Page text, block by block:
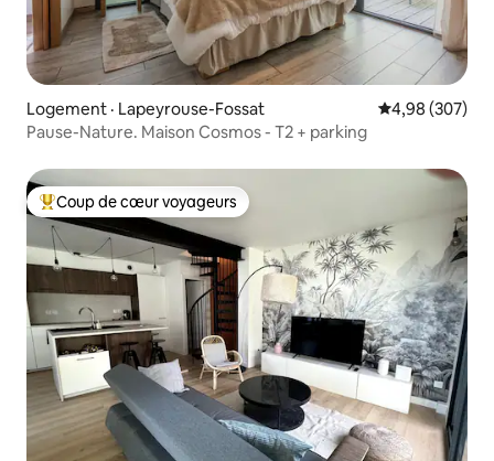
Logement · Lapeyrouse-Fossat Note
4,98 (307)
Pause-Nature. Maison Cosmos - T2 + parking
Coup de cœur voyageurs parmi les plus aimés
Coup de cœur voyageurs